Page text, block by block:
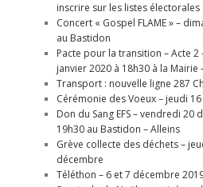
inscrire sur les listes électorales
Concert « Gospel FLAME » –
au Bastidon
Pacte pour la transition – Acte
janvier 2020 à 18h30 à la Mairie
Transport : nouvelle ligne 287
Cérémonie des Voeux – jeudi
Don du Sang EFS – vendredi 20
19h30 au Bastidon – Alleins
Grève collecte des déchets –
décembre
Téléthon – 6 et 7 décembre